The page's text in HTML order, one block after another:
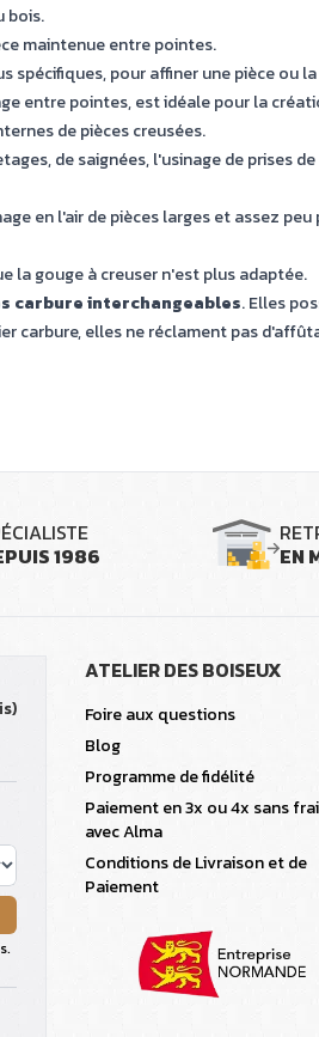
bois.
maintenue entre pointes.
spécifiques, pour affiner une pièce ou
entre pointes, est idéale pour la
de pièces creusées.
de saignées, l'usinage de prises
en l'air de pièces larges et assez
la gouge à creuser n'est plus adaptée.
carbure interchangeables. Elles
carbure, elles ne réclament pas
1986
EN
ATELIER DES BOISEUX
Foire aux questions
Blog
Programme de fidélité
Paiement en 3x ou 4x sans
avec Alma
Conditions de Livraison et de
Paiement